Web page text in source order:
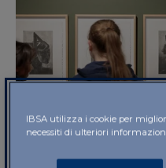
2025
IBSA utilizza i cookie per
necessiti di ulteriori